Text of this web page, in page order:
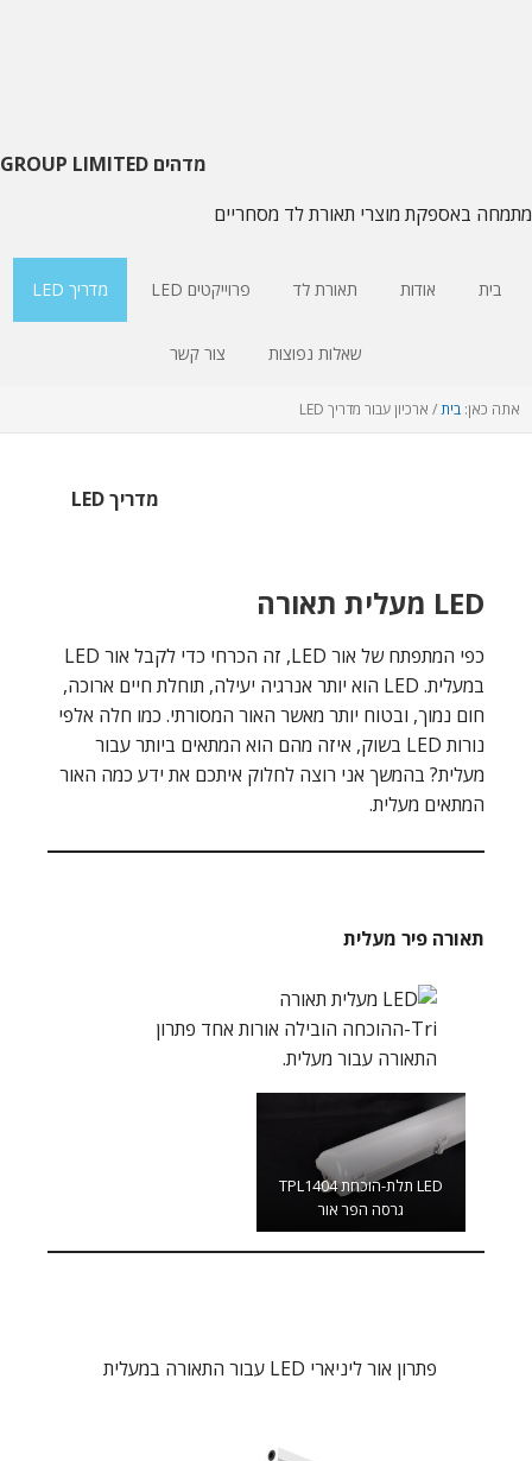
מדהים GROUP LIMITED
מתמחה באספקת מוצרי תאורת לד מסחריים
בית אודות תאורת לד פרוייקטים LED מדריך LED
שאלות נפוצות צור קשר
אתה כאן: בית/ ארכיון עבור מדריך LED
מדריך LED
LED מעלית תאורה
כפי המתפתח של אור LED, זה הכרחי כדי לקבל אור LED
במעלית. LED הוא יותר אנרגיה יעילה, תוחלת חיים ארוכה,
חום נמוך, ובטוח יותר מאשר האור המסורתי. כמו חלה אלפי
נורות LED בשוק, איזה מהם הוא המתאים ביותר עבור
מעלית? בהמשך אני רוצה לחלוק איתכם את ידע כמה האור
המתאים מעלית.
תאורה פיר מעלית
Tri-ההוכחה הובילה אורות אחד פתרון
התאורה עבור מעלית.
LED תלת-הוכחת TPL1404
גרסה הפר אור
פתרון אור ליניארי LED עבור התאורה במעלית